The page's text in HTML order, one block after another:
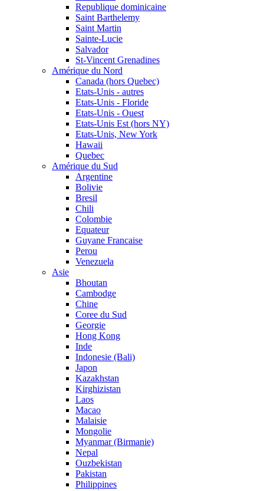
Republique dominicaine
Saint Barthelemy
Saint Martin
Sainte-Lucie
Salvador
St-Vincent Grenadines
Amérique du Nord
Canada (hors Quebec)
Etats-Unis - autres
Etats-Unis - Floride
Etats-Unis - Ouest
Etats-Unis Est (hors NY)
Etats-Unis, New York
Hawaii
Quebec
Amérique du Sud
Argentine
Bolivie
Bresil
Chili
Colombie
Equateur
Guyane Francaise
Perou
Venezuela
Asie
Bhoutan
Cambodge
Chine
Coree du Sud
Georgie
Hong Kong
Inde
Indonesie (Bali)
Japon
Kazakhstan
Kirghizistan
Laos
Macao
Malaisie
Mongolie
Myanmar (Birmanie)
Nepal
Ouzbekistan
Pakistan
Philippines